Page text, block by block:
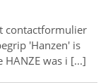
contactformulier
'Hanzen' is
was i [...]